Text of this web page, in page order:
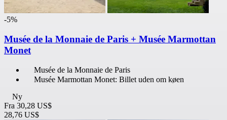
-5%
Musée de la Monnaie de Paris + Musée Marmottan
Monet
Musée de la Monnaie de Paris
Musée Marmottan Monet: Billet uden om køen
Ny
Fra 30,28 US$
28,76 US$